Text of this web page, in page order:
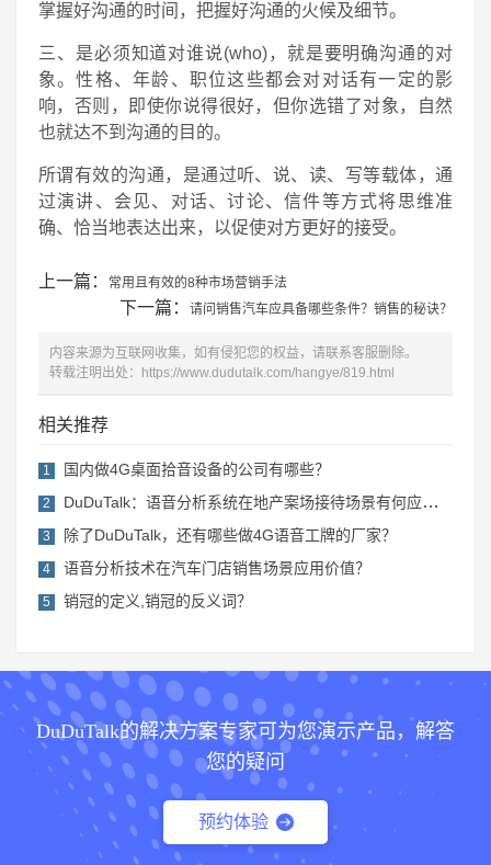
掌握好沟通的时间，把握好沟通的火候及细节。
三、是必须知道对谁说(who)，就是要明确沟通的对
象。性格、年龄、职位这些都会对对话有一定的影
响，否则，即使你说得很好，但你选错了对象，自然
也就达不到沟通的目的。
所谓有效的沟通，是通过听、说、读、写等载体，通
过演讲、会见、对话、讨论、信件等方式将思维准
确、恰当地表达出来，以促使对方更好的接受。
上一篇： 常用且有效的8种市场营销手法
下一篇： 请问销售汽车应具备哪些条件？销售的秘诀？
内容来源为互联网收集，如有侵犯您的权益，请联系客服删除。
转载注明出处：
https://www.dudutalk.com/hangye/819.html
相关推荐
1 国内做4G桌面拾音设备的公司有哪些？
2 DuDuTalk：语音分析系统在地产案场接待场景有何应用价值？
3 除了DuDuTalk，还有哪些做4G语音工牌的厂家？
4 语音分析技术在汽车门店销售场景应用价值？
5 销冠的定义,销冠的反义词？
DuDuTalk的解决方案专家可为您演示产品，解答
您的疑问
预约体验